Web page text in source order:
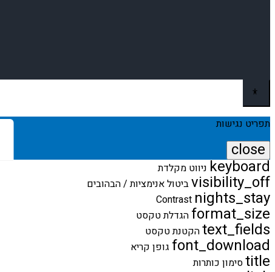
תפריט נגישות
close
פתיחה
וסגירה
של
תפריט
הנגישות
keyboard ניווט מקלדת
visibility_offביטול אנימציות / הבהובים
nights_stay
Contrast
format_size הגדלת טקסט
text_fieldsהקטנת טקסט
font_download גופן קריא
titleסימון כותרות